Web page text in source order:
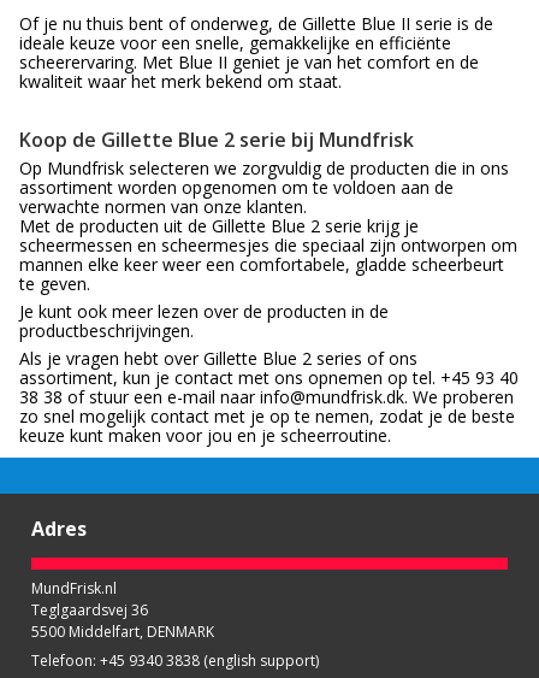
Of je nu thuis bent of onderweg, de Gillette Blue II serie is de
ideale keuze voor een snelle, gemakkelijke en efficiënte
scheerervaring. Met Blue II geniet je van het comfort en de
kwaliteit waar het merk bekend om staat.
Koop de Gillette Blue 2 serie bij Mundfrisk
Op Mundfrisk selecteren we zorgvuldig de producten die in ons
assortiment worden opgenomen om te voldoen aan de
verwachte normen van onze klanten.
Met de producten uit de Gillette Blue 2 serie krijg je
scheermessen en scheermesjes die speciaal zijn ontworpen om
mannen elke keer weer een comfortabele, gladde scheerbeurt
te geven.
Je kunt ook meer lezen over de producten in de
productbeschrijvingen.
Als je vragen hebt over Gillette Blue 2 series of ons
assortiment, kun je contact met ons opnemen op tel. +45 93 40
38 38 of stuur een e-mail naar info@mundfrisk.dk. We proberen
zo snel mogelijk contact met je op te nemen, zodat je de beste
keuze kunt maken voor jou en je scheerroutine.
Adres
MundFrisk.nl
Teglgaardsvej 36
5500 Middelfart, DENMARK
Telefoon: +45 9340 3838 (english support)